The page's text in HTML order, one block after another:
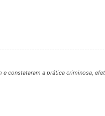
constataram a prática criminosa,